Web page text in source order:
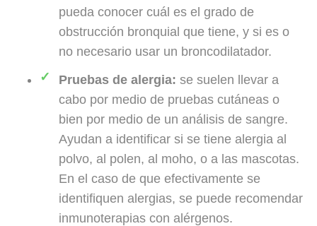
pueda conocer cuál es el grado de
obstrucción bronquial que tiene, y si es o
no necesario usar un broncodilatador.
Pruebas de alergia: se suelen llevar a
cabo por medio de pruebas cutáneas o
bien por medio de un análisis de sangre.
Ayudan a identificar si se tiene alergia al
polvo, al polen, al moho, o a las mascotas.
En el caso de que efectivamente se
identifiquen alergias, se puede recomendar
inmunoterapias con alérgenos.